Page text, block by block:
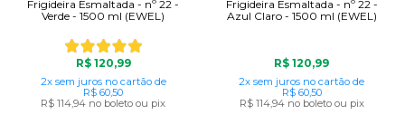
Frigideira Esmaltada - nº 22 -
Verde - 1500 ml (EWEL)
R$ 120,99
2x sem juros no cartãode
R$ 60,50
R$ 114,94 no boleto ou pix
Frigideira Esmaltada - nº 22 -
Azul Claro - 1500 ml (EWEL)
R$ 120,99
2x sem juros no cartão de
R$ 60,50
R$ 114,94 no boleto ou pix